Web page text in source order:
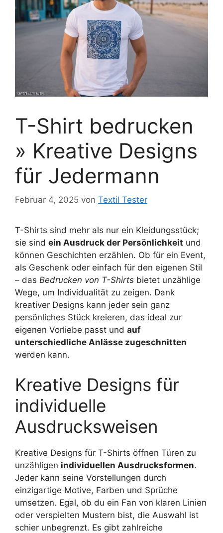
T-Shirt bedrucken
» Kreative Designs
für Jedermann
Februar 4, 2025 von Textil Tester
T-Shirts sind mehr als nur ein Kleidungsstück;
sie sind ein Ausdruck der Persönlichkeit und
können Geschichten erzählen. Ob für ein Event,
als Geschenk oder einfach für den eigenen Stil
– das Bedrucken von T-Shirts bietet unzählige
Wege, um Individualität zu zeigen. Dank
kreativer Designs kann jeder sein ganz
persönliches Stück kreieren, das ideal zur
eigenen Vorliebe passt und auf
unterschiedliche Anlässe zugeschnitten
werden kann.
Kreative Designs für
individuelle
Ausdrucksweisen
Kreative Designs für T-Shirts öffnen Türen zu
unzähligen individuellen Ausdrucksformen.
Jeder kann seine Vorstellungen durch
einzigartige Motive, Farben und Sprüche
umsetzen. Egal, ob du ein Fan von klaren Linien
oder verspielten Mustern bist, die Auswahl ist
schier unbegrenzt. Es gibt zahlreiche